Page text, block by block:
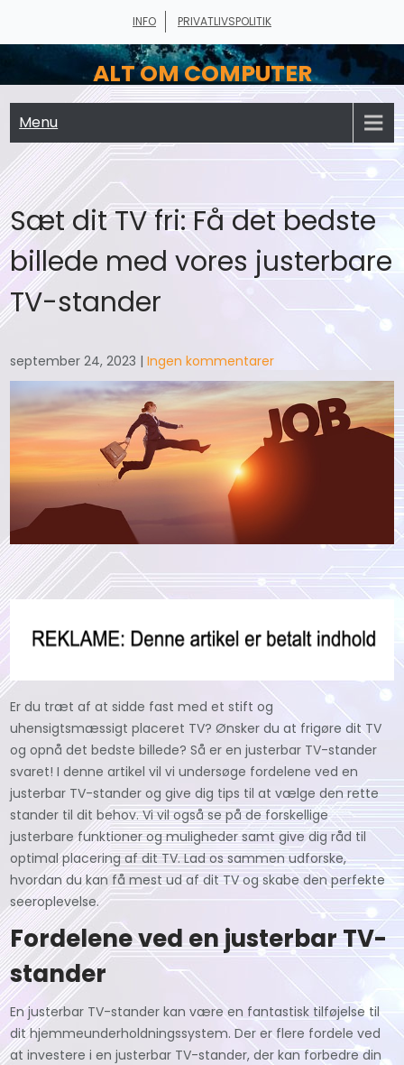
content
INFO PRIVATLIVSPOLITIK
ALT OM COMPUTER
Menu
Sæt dit TV fri: Få det bedste
billede med vores justerbare
TV-stander
september 24, 2023 |Ingen kommentarer
Er du træt af at sidde fast med et stift og
uhensigtsmæssigt placeret TV? Ønsker du at frigøre dit TV
og opnå det bedste billede? Så er en justerbar TV-stander
svaret! I denne artikel vil vi undersøge fordelene ved en
justerbar TV-stander og give dig tips til at vælge den rette
stander til dit behov. Vi vil også se på de forskellige
justerbare funktioner og muligheder samt give dig råd til
optimal placering af dit TV. Lad os sammen udforske,
hvordan du kan få mest ud af dit TV og skabe den perfekte
seeroplevelse.
Fordelene ved en justerbar TV-
stander
En justerbar TV-stander kan være en fantastisk tilføjelse til
dit hjemmeunderholdningssystem. Der er flere fordele ved
at investere i en justerbar TV-stander, der kan forbedre din